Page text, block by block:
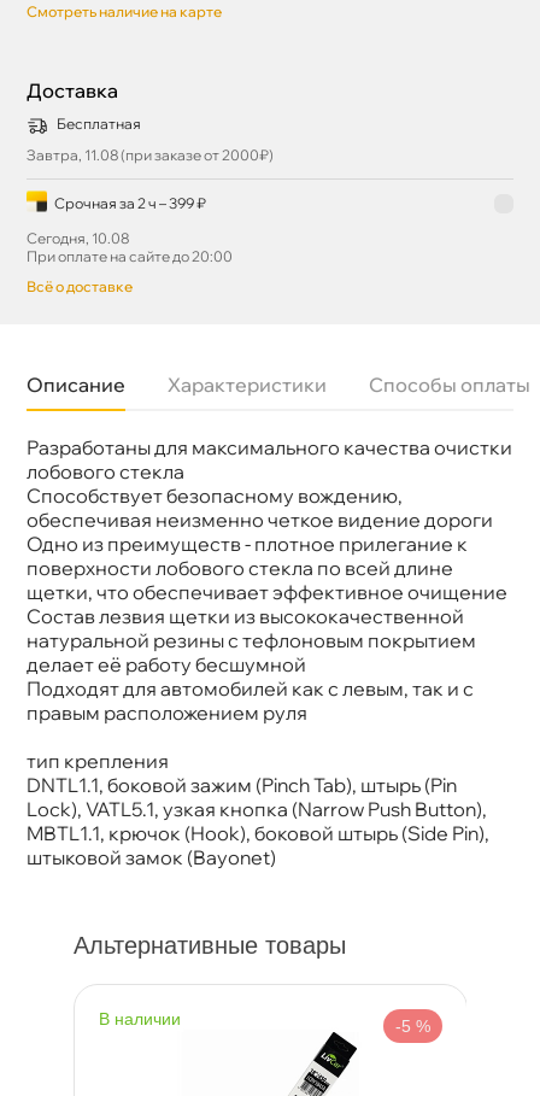
Смотреть наличие на карте
Доставка
Бесплатная
Завтра, 11.08 (при заказе от 2000₽)
Срочная за 2 ч – 399 ₽
Сегодня, 10.08
При оплате на сайте до 20:00
сё о доставке
Описание Характеристики Способы оплаты
Разработаны для максимального качества очистки
лобового стекла
Способствует безопасному вождению,
обеспечивая неизменно четкое видение дороги
Одно из преимуществ - плотное прилегание к
поверхности лобового стекла по всей длине
щетки, что обеспечивает эффективное очищение
Состав лезвия щетки из высококачественной
натуральной резины с тефлоновым покрытием
делает её работу бесшумной
Подходят для автомобилей как с левым, так и с
правым расположением руля
тип крепления
DNTL1.1, боковой зажим (Pinch Tab), штырь (Pin
Lock), VATL5.1, узкая кнопка (Narrow Push Button),
MBTL1.1, крючок (Hook), боковой штырь (Side Pin),
штыковой замок (Bayonet)
Бренд
LIVCAR
Артикул
Конструкция
Альтернативные товары
наличии -5 %